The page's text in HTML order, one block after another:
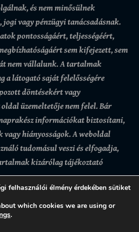
és nem minősülnek
jogi vagy pénzügyi tanácsadásnak.
pontosságáért, teljességéért,
sem kifejezett, sem
nem vállalunk.A tartalmak
a látogató saját felelősségére
döntésekért vagy
üzemeltetője nem felel. Bár
információkat biztosítani,
hiányosságok.A weboldal
tudomásul veszi és elfogadja,
kizárólag tájékoztató
felhasználói élmény érdekében sütiket
which cookies we are using or
.